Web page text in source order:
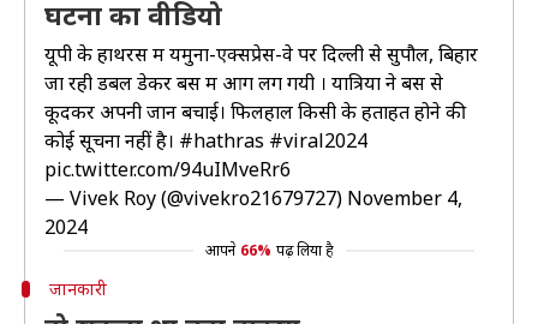
घटना का वीडियो
यूपी के हाथरस में यमुना-एक्सप्रेस-वे पर दिल्ली से सुपौल, बिहार
जा रही डबल डेकर बस में आग लग गयी । यात्रियों ने बस से
कूदकर अपनी जान बचाई। फिलहाल किसी के हताहत होने की
कोई सूचना नहीं है। #hathras #viral2024
pic.twitter.com/94uIMveRr6
— Vivek Roy (@vivekro21679727) November 4,
2024
आपने 66% पढ़ लिया है
जानकारी